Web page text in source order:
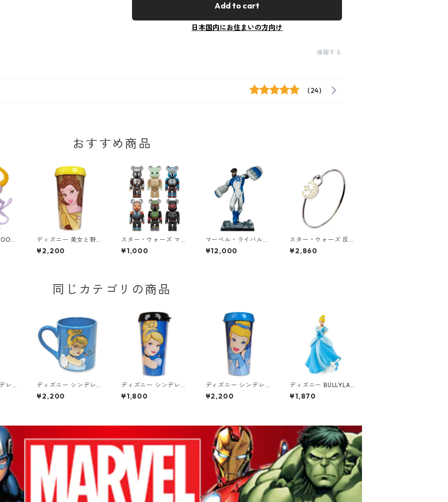
Add to cart
日本国内にお住まいの方向け
通報する
(24)
おすすめ商品
ディズニー 美女と野獣
ベル グリッタートラベ
ルマグ タンブラー DIS
¥2,200
スター・ウォーズ マン
ダロリアン ベアブリッ
ク BE@RBRICK CHAS
ーウォーズ
¥1,000
マーベル・ライバルズ
1/6スケール シーン・
フィギュア ミスター・
¥12,000
スター・ウォーズ 反乱
同盟軍 シンボル バン
グル ブレスレット STA
¥2,860
同じカテゴリの商品
レラ
ディズニー シンデレラ
レーザープリントマグ
カップ DISNEY プリン
¥2,200
ディズニー シンデレラ
トラベルマグ タンブラ
ー DISNEY
¥1,800
ディズニー シンデレラ
グリッタートラベルマ
グ タンブラー DISNEY
¥2,200
ディズニー BULLYLAN
D シンデレラ ミニフィ
ギュア プリンセス DIS
¥1,870